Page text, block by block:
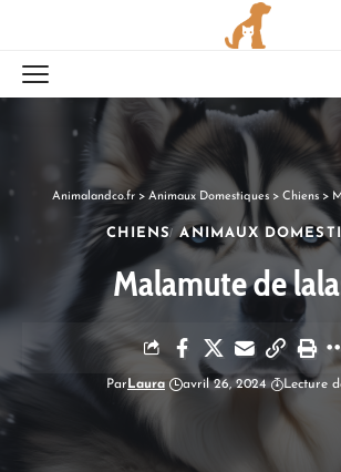
Animalandco.fr> Animaux Domestiques> Chiens>
CHIENS ANIMAUX
Malamute de
Par Laura avril 26, 2024 Lecture